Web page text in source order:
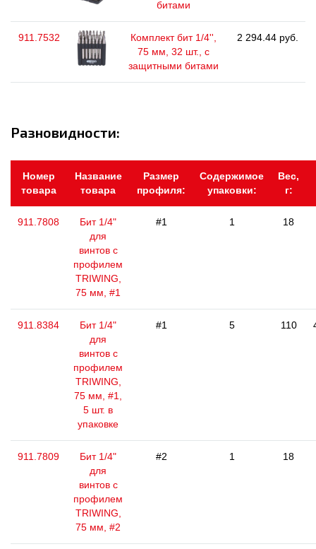
битами
911.7532
Комплект бит 1/4'',
75 мм, 32 шт., с
защитными битами
2 294.44 руб.
Разновидности:
Номер
товара
Название
товара
Размер
профиля:
Содержимое
упаковки:
Вес,
г:
911.7808
Бит 1/4"
для
винтов с
профилем
TRIWING,
75 мм, #1
#1 1 18
911.8384
Бит 1/4"
для
винтов с
профилем
TRIWING,
75 мм, #1,
5 шт. в
упаковке
#1 5 110
911.7809
Бит 1/4"
для
винтов с
профилем
TRIWING,
75 мм, #2
#2 1 18